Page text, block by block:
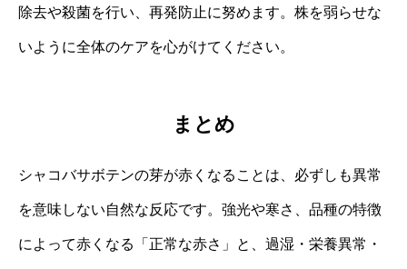
除去や殺菌を行い、再発防止に努めます。株を弱らせな
いように全体のケアを心がけてください。
まとめ
シャコバサボテンの芽が赤くなることは、必ずしも異常
を意味しない自然な反応です。強光や寒さ、品種の特徴
によって赤くなる「正常な赤さ」と、過湿・栄養異常・